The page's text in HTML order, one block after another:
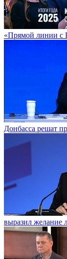
«Прямой линии
Донбасса решат
выразил желание